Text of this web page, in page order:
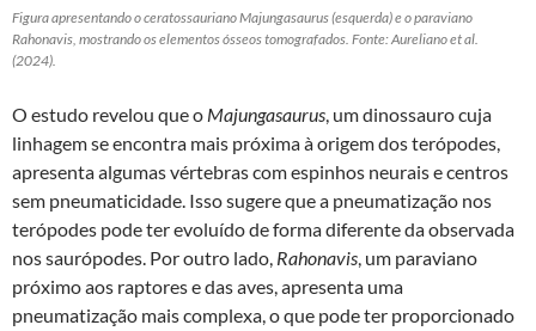
Figura apresentando o ceratossauriano Majungasaurus (esquerda) e o paraviano
Rahonavis, mostrando os elementos ósseos tomografados. Fonte: Aureliano et al.
(2024).
O estudo revelou que o Majungasaurus, um dinossauro cuja
linhagem se encontra mais próxima à origem dos terópodes,
apresenta algumas vértebras com espinhos neurais e centros
sem pneumaticidade. Isso sugere que a pneumatização nos
terópodes pode ter evoluído de forma diferente da observada
nos saurópodes. Por outro lado, Rahonavis, um paraviano
próximo aos raptores e das aves, apresenta uma
pneumatização mais complexa, o que pode ter proporcionado